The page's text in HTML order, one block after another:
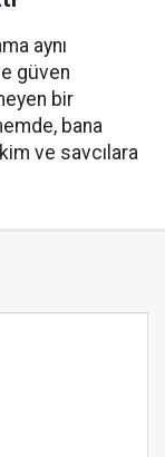
aynı
güven
bir
bana
ve savcılara